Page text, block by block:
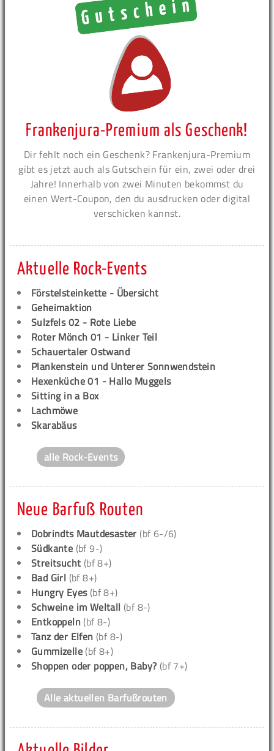
Frankenjura-Premium als Geschenk!
Dir fehlt noch ein Geschenk? Frankenjura-Premium
gibt es jetzt auch als Gutschein für ein, zwei oder drei
Jahre! Innerhalb von zwei Minuten bekommst du
einen Wert-Coupon, den du ausdrucken oder digital
verschicken kannst.
Aktuelle Rock-Events
Förstelsteinkette - Übersicht
Geheimaktion
Sulzfels 02 - Rote Liebe
Roter Mönch 01 - Linker Teil
Schauertaler Ostwand
Plankenstein und Unterer Sonnwendstein
Hexenküche 01 - Hallo Muggels
Sitting in a Box
Lachmöwe
Skarabäus
alle Rock-Events
Neue Barfuß Routen
Dobrindts Mautdesaster (bf 6-/6)
Südkante (bf 9-)
Streitsucht (bf 8+)
Bad Girl (bf 8+)
Hungry Eyes(bf 8+)
Schweine im Weltall (bf 8-)
Entkoppeln (bf 8-)
Tanz der Elfen (bf 8-)
Gummizelle (bf 8+)
Shoppen oder poppen, Baby? (bf 7+)
Alle aktuellen Barfußrouten